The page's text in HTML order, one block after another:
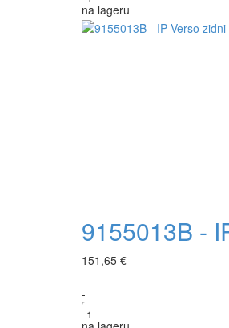
+
na lageru
9155013B -
151,65 €
-